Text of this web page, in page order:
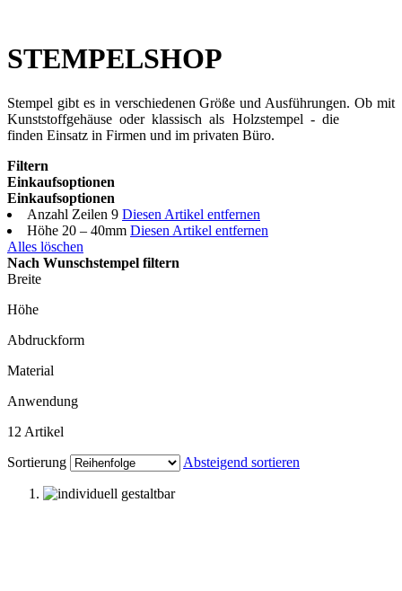
STEMPELSHOP
Stempel gibt es in verschiedenen Größe und Ausführungen. Ob mit
Kunststoffgehäuse oder klassisch als Holzstempel - die
finden Einsatz in Firmen und im privaten Büro.
Filtern
Einkaufsoptionen
Einkaufsoptionen
Anzahl Zeilen 9 Diesen Artikel entfernen
Höhe 20 – 40mm Diesen Artikel entfernen
Alles löschen
Nach Wunschstempel filtern
Breite
Höhe
Abdruckform
Material
Anwendung
12 Artikel
Sortierung
Absteigend sortieren